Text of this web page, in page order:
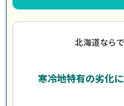
北海道なら
寒冷地特有の劣化